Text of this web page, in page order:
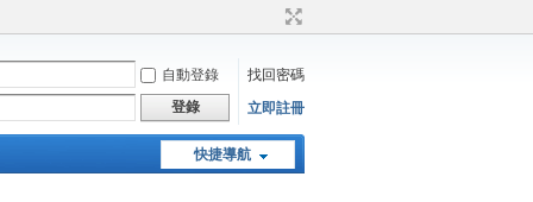
自動登錄
找回密碼
登錄
立即註冊
快捷導航